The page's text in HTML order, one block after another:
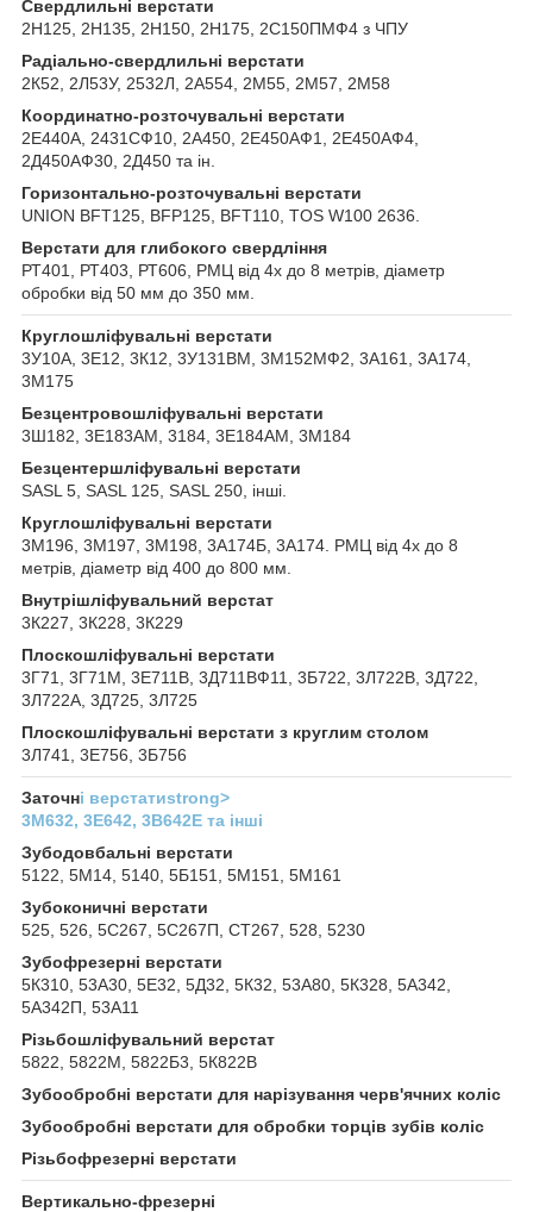
Свердлильні верстати
2Н125, 2Н135, 2Н150, 2Н175, 2С150ПМФ4 з ЧПУ
Радіально-свердлильні верстати
2К52, 2Л53У, 2532Л, 2А554, 2М55, 2М57, 2М58
Координатно-розточувальні верстати
2Е440А, 2431СФ10, 2А450, 2Е450АФ1, 2Е450АФ4,
2Д450АФ30, 2Д450 та ін.
Горизонтально-розточувальні верстати
UNION BFT125, BFP125, BFT110, TOS W100 2636.
Верстати для глибокого свердління
РТ401, РТ403, РТ606, РМЦ від 4х до 8 метрів, діаметр
обробки від 50 мм до 350 мм.
Круглошліфувальні верстати
3У10А, 3Е12, 3К12, 3У131ВМ, 3М152МФ2, 3А161, 3А174,
3М175
Безцентровошліфувальні верстати
3Ш182, 3Е183АМ, 3184, 3Е184АМ, 3М184
Безцентершліфувальні верстати
SASL 5, SASL 125, SASL 250, інші.
Круглошліфувальні верстати
3М196, 3М197, 3М198, 3А174Б, 3А174. РМЦ від 4х до 8
метрів, діаметр від 400 до 800 мм.
Внутрішліфувальний верстат
3К227, 3К228, 3К229
Плоскошліфувальні верстати
3Г71, 3Г71М, 3Е711В, 3Д711ВФ11, 3Б722, 3Л722В, 3Д722,
3Л722А, 3Д725, 3Л725
Плоскошліфувальні верстати з круглим столом
3Л741, 3Е756, 3Б756
Заточні верстатиstrong>
3М632, 3Е642, 3В642Е та інші
Зубодовбальні верстати
5122, 5М14, 5140, 5Б151, 5М151, 5М161
Зубоконичні верстати
525, 526, 5С267, 5С267П, СТ267, 528, 5230
Зубофрезерні верстати
5К310, 53А30, 5Е32, 5Д32, 5К32, 53А80, 5К328, 5А342,
5А342П, 53А11
Різьбошліфувальний верстат
5822, 5822М, 5822Б3, 5К822В
Зубообробні верстати для нарізування черв'ячних коліс
Зубообробні верстати для обробки торців зубів коліс
Різьбофрезерні верстати
Вертикально-фрезерні